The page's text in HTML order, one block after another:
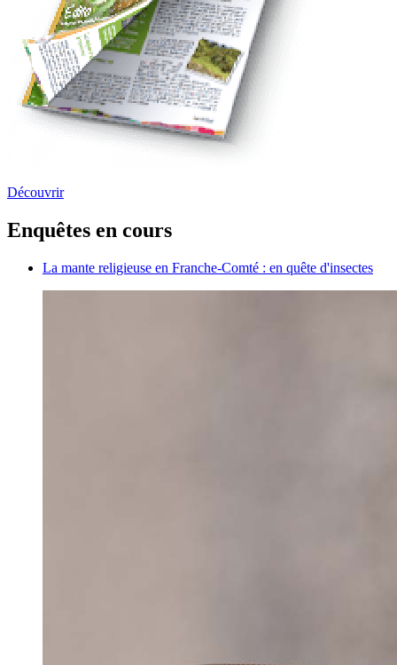
Découvrir
Enquêtes en cours
La mante religieuse en Franche-Comté : en quête d'insectes